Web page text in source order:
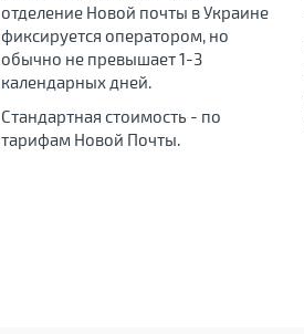
отделение Новой почты в Украине
фиксируется оператором, но
обычно не превышает 1-3
календарных дней.
Стандартная стоимость - по
тарифам Новой Почты.